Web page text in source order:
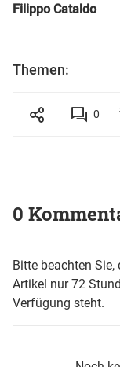
Filippo Cataldo
Themen:
0
0
Bitte beachten
Artikel nur 72
Verfügung steht.